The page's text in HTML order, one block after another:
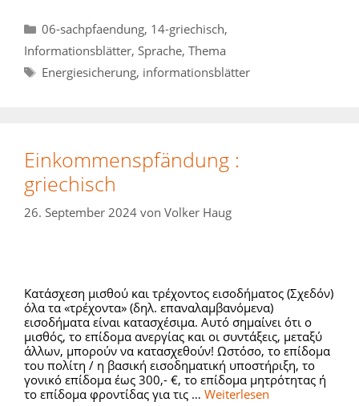
Kategorien
06-sachpfaendung, 14-griechisch,
Informationsblätter, Sprache, Thema
Schlagwörter
Energiesicherung, informationsblätter
Einkommenspfändung :
griechisch
26. September 2024 von Volker Haug
Κατάσχεση μισθού και τρέχοντος εισοδήματος (Σχεδόν)
όλα τα «τρέχοντα» (δηλ. επαναλαμβανόμενα)
εισοδήματα είναι κατασχέσιμα. Αυτό σημαίνει ότι ο
μισθός, το επίδομα ανεργίας και οι συντάξεις, μεταξύ
άλλων, μπορούν να κατασχεθούν! Ωστόσο, το επίδομα
του πολίτη / η βασική εισοδηματική υποστήριξη, το
γονικό επίδομα έως 300,- €, το επίδομα μητρότητας ή
το επίδομα φροντίδας για τις … Weiterlesen